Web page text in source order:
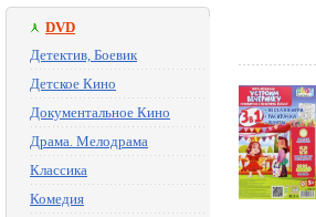
DVD
Детектив, Боевик
Детское Кино
Документальное Кино
Драма. Мелодрама
Классика
Комедия